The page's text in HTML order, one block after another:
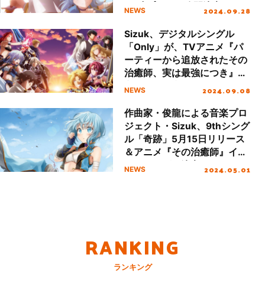
20時プレミア公開決定！
NEWS 2024.09.28
Sizuk、デジタルシングル
「Only」が、TVアニメ『パ
ーティーから追放されたその
治癒師、実は最強につき』ED
主題歌に決定！
NEWS 2024.09.08
作曲家・俊龍による音楽プロ
ジェクト・Sizuk、9thシング
ル「奇跡」5月15日リリース
＆アニメ『その治癒師』イメ
ージソングに決定！
NEWS 2024.05.01
RANKING
ランキング